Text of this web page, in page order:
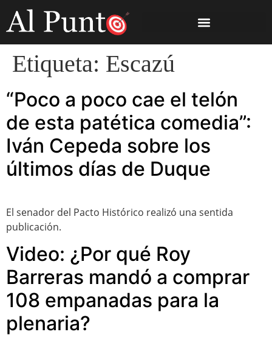
Etiqueta: Escazú
“Poco a poco cae el telón
de esta patética comedia”:
Iván Cepeda sobre los
últimos días de Duque
El senador del Pacto Histórico realizó una sentida
publicación.
Video: ¿Por qué Roy
Barreras mandó a comprar
108 empanadas para la
plenaria?